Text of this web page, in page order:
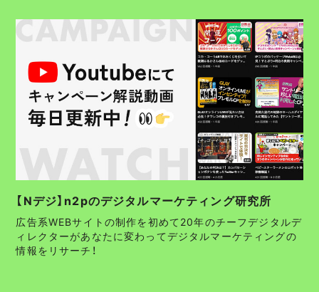
【Nデジ】n2pのデジタルマーケティング研究所
広告系WEBサイトの制作を初めて20年のチーフデジタルデ
ィレクターがあなたに変わってデジタルマーケティングの
情報をリサーチ！